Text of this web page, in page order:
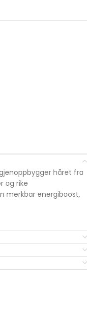
håret fra
og rike
merkbar energiboost,